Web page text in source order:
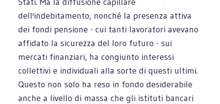
dell'indebitamento, nonché la presenza attiva
dei fondi pensione - cui tanti lavoratori avevano
affidato la sicurezza del loro futuro - sui
mercati finanziari, ha congiunto interessi
collettivi e individuali alla sorte di questi ultimi.
Questo non solo ha reso in fondo desiderabile
anche a livello di massa che gli istituti bancari